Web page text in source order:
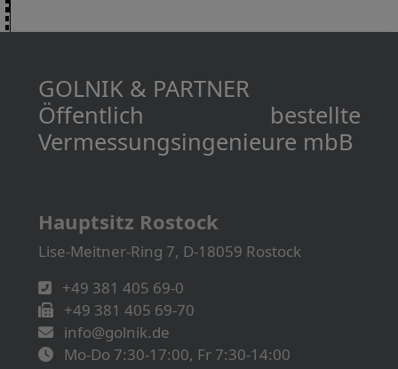
GOLNIK & PARTNER
Öffentlich bestellte
Vermessungs­­ingenieure mbB
Hauptsitz Rostock
Lise-Meitner-Ring 7, D-18059 Rostock
+49 381 405 69-0
+49 381 405 69-70
info@golnik.de
Mo-Do 7:30-17:00, Fr 7:30-14:00